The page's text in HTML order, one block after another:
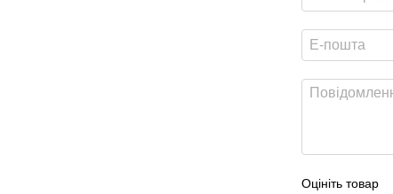
Оцініть товар